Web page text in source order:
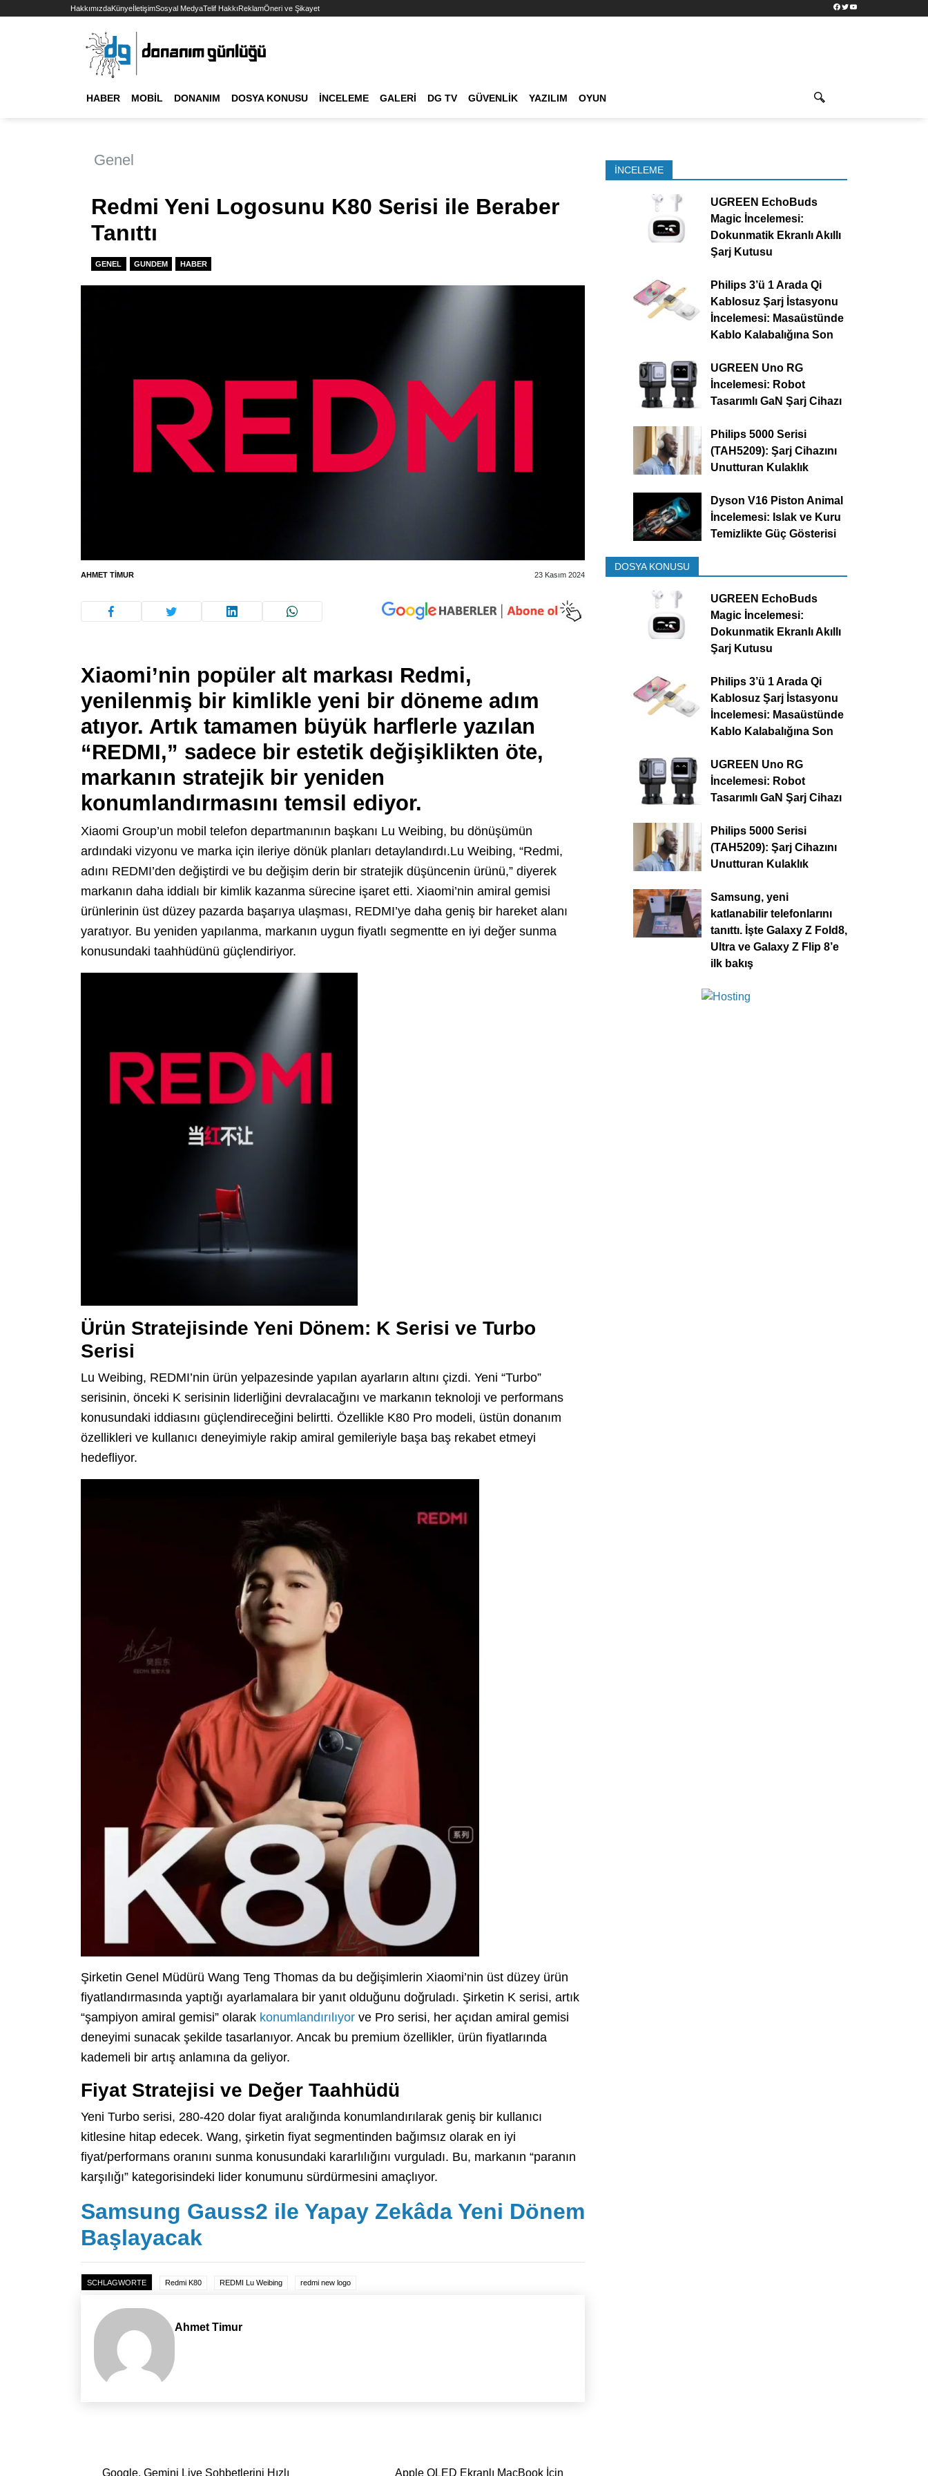
HakkımızdaKünyeİletişimSosyal MedyaTelif HakkıReklamÖneri ve Şikayet Facebook
TwitterYouTube
HABER MOBIL DONANIM DOSYA KONUSU İNCELEME GALERI DG TV GÜVENLIK YAZILIM OYUN
Genel
Redmi Yeni Logosunu K80 Serisi ile Beraber
Tanıttı
GENEL GUNDEM HABER
AHMET TIMUR 23 Kasım 2024
Xiaomi’nin popüler alt markası Redmi,
yenilenmiş bir kimlikle yeni bir döneme adım
atıyor. Artık tamamen büyük harflerle yazılan
“REDMI,” sadece bir estetik değişiklikten öte,
markanın stratejik bir yeniden
konumlandırmasını temsil ediyor.
Xiaomi Group’un mobil telefon departmanının başkanı Lu Weibing, bu dönüşümün
ardındaki vizyonu ve marka için ileriye dönük planları detaylandırdı.Lu Weibing, “Redmi,
adını REDMI’den değiştirdi ve bu değişim derin bir stratejik düşüncenin ürünü,” diyerek
markanın daha iddialı bir kimlik kazanma sürecine işaret etti. Xiaomi’nin amiral gemisi
ürünlerinin üst düzey pazarda başarıya ulaşması, REDMI’ye daha geniş bir hareket alanı
yaratıyor. Bu yeniden yapılanma, markanın uygun fiyatlı segmentte en iyi değer sunma
konusundaki taahhüdünü güçlendiriyor.
Ürün Stratejisinde Yeni Dönem: K Serisi ve Turbo
Serisi
Lu Weibing, REDMI’nin ürün yelpazesinde yapılan ayarların altını çizdi. Yeni “Turbo”
serisinin, önceki K serisinin liderliğini devralacağını ve markanın teknoloji ve performans
konusundaki iddiasını güçlendireceğini belirtti. Özellikle K80 Pro modeli, üstün donanım
özellikleri ve kullanıcı deneyimiyle rakip amiral gemileriyle başa baş rekabet etmeyi
hedefliyor.
Şirketin Genel Müdürü Wang Teng Thomas da bu değişimlerin Xiaomi’nin üst düzey ürün
fiyatlandırmasında yaptığı ayarlamalara bir yanıt olduğunu doğruladı. Şirketin K serisi, artık
“şampiyon amiral gemisi” olarak konumlandırılıyor ve Pro serisi, her açıdan amiral gemisi
deneyimi sunacak şekilde tasarlanıyor. Ancak bu premium özellikler, ürün fiyatlarında
kademeli bir artış anlamına da geliyor.
Fiyat Stratejisi ve Değer Taahhüdü
Yeni Turbo serisi, 280-420 dolar fiyat aralığında konumlandırılarak geniş bir kullanıcı
kitlesine hitap edecek. Wang, şirketin fiyat segmentinden bağımsız olarak en iyi
fiyat/performans oranını sunma konusundaki kararlılığını vurguladı. Bu, markanın “paranın
karşılığı” kategorisindeki lider konumunu sürdürmesini amaçlıyor.
Samsung Gauss2 ile Yapay Zekâda Yeni Dönem
Başlayacak
SCHLAGWORTE Redmi K80 REDMI Lu Weibing redmi new logo
Ahmet Timur
Yazı dolaşımı
Google, Gemini Live Sohbetlerini Hızlı Apple OLED Ekranlı MacBook İçin
İNCELEME
UGREEN EchoBuds
Magic İncelemesi:
Dokunmatik Ekranlı Akıllı
Şarj Kutusu
Philips 3’ü 1 Arada Qi
Kablosuz Şarj İstasyonu
İncelemesi: Masaüstünde
Kablo Kalabalığına Son
UGREEN Uno RG
İncelemesi: Robot
Tasarımlı GaN Şarj Cihazı
Philips 5000 Serisi
(TAH5209): Şarj Cihazını
Unutturan Kulaklık
Dyson V16 Piston Animal
İncelemesi: Islak ve Kuru
Temizlikte Güç Gösterisi
DOSYA KONUSU
UGREEN EchoBuds
Magic İncelemesi:
Dokunmatik Ekranlı Akıllı
Şarj Kutusu
Philips 3’ü 1 Arada Qi
Kablosuz Şarj İstasyonu
İncelemesi: Masaüstünde
Kablo Kalabalığına Son
UGREEN Uno RG
İncelemesi: Robot
Tasarımlı GaN Şarj Cihazı
Philips 5000 Serisi
(TAH5209): Şarj Cihazını
Unutturan Kulaklık
Samsung, yeni
katlanabilir telefonlarını
tanıttı. İşte Galaxy Z Fold8,
Ultra ve Galaxy Z Flip 8’e
ilk bakış